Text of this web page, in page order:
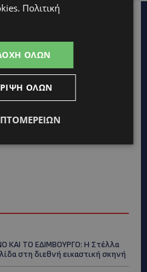
ΚΑΙ ΤΟ ΕΔΙΜΒΟΥΡΓΟ: Η Στέλλα
στη διεθνή εικαστική σκηνή
. Πολιτική
ΌΛΩΝ
ΌΛΩΝ